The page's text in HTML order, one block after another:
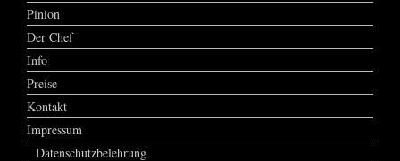
Pinion
Der Chef
Info
Preise
Kontakt
Impressum
Datenschutzbelehrung